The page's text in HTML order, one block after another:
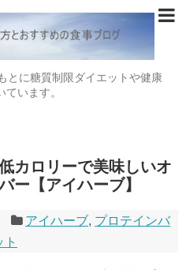
とに糖質制限ダイエットや健康
います。
カロリーで美味しいオ
ー【アイハーブ】
アイハーブ, プロテインバ